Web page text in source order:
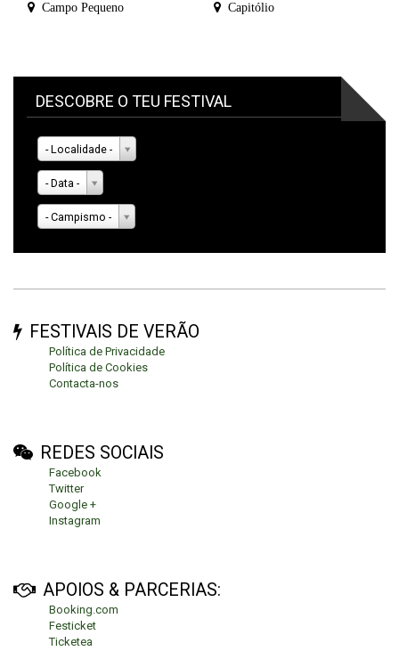
Campo Pequeno Capitólio
DESCOBRE O TEU FESTIVAL
- Localidade -
- Data -
- Campismo -
FESTIVAIS DE VERÃO
Política de Privacidade
Política de Cookies
Contacta-nos
REDES SOCIAIS
Facebook
Twitter
Google +
Instagram
APOIOS & PARCERIAS:
Booking.com
Festicket
Ticketea